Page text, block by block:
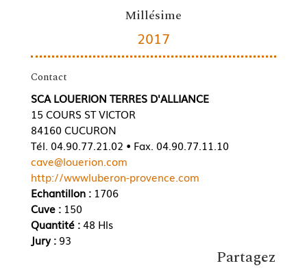
Millésime
2017
Contact
SCA LOUERION TERRES D'ALLIANCE
15 COURS ST VICTOR
84160 CUCURON
Tél. 04.90.77.21.02 • Fax. 04.90.77.11.10
cave@louerion.com
http://wwwluberon-provence.com
Echantillon :1706
Cuve : 150
Quantité :48 Hls
Jury : 93
Partagez